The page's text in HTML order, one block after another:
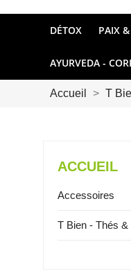
DÉTOX PAIX &
AYURVEDA -
Accueil T
ACCUEIL
Accessoires
T Bien - Thés &